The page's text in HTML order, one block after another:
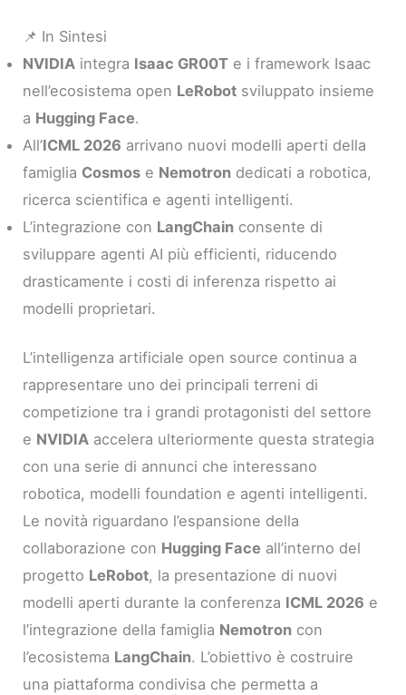
📌 In Sintesi
NVIDIA integra Isaac GR00T e i framework Isaac
nell’ecosistema open LeRobot sviluppato insieme
a Hugging Face.
All’ICML 2026 arrivano nuovi modelli aperti della
famiglia Cosmos e Nemotron dedicati a robotica,
ricerca scientifica e agenti intelligenti.
L’integrazione con LangChain consente di
sviluppare agenti AI più efficienti, riducendo
drasticamente i costi di inferenza rispetto ai
modelli proprietari.
L’intelligenza artificiale open source continua a
rappresentare uno dei principali terreni di
competizione tra i grandi protagonisti del settore
e NVIDIA accelera ulteriormente questa strategia
con una serie di annunci che interessano
robotica, modelli foundation e agenti intelligenti.
Le novità riguardano l’espansione della
collaborazione con Hugging Face all’interno del
progetto LeRobot, la presentazione di nuovi
modelli aperti durante la conferenza ICML 2026 e
l’integrazione della famiglia Nemotron con
l’ecosistema LangChain. L’obiettivo è costruire
una piattaforma condivisa che permetta a